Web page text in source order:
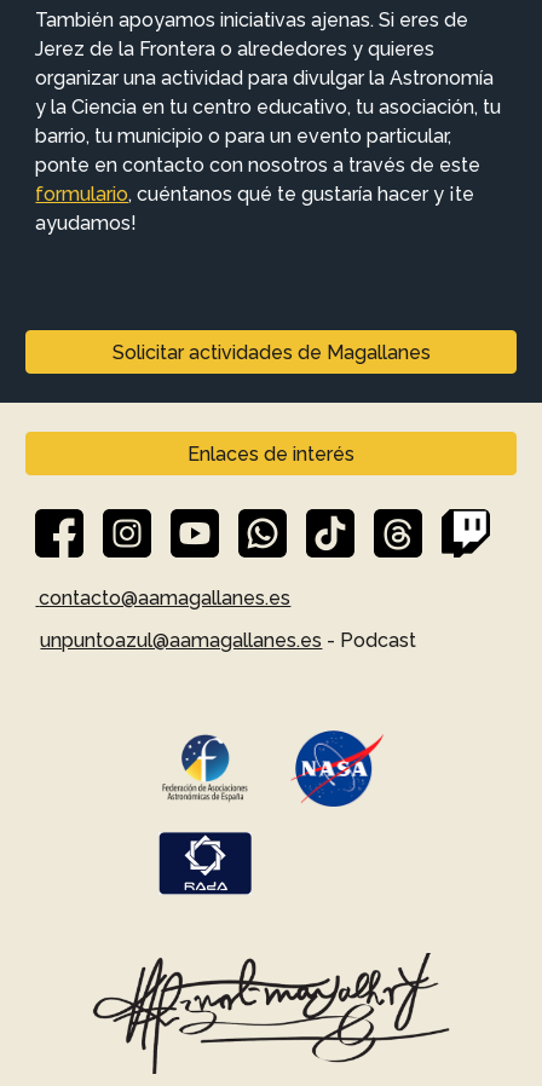
También apoyamos iniciativas ajenas.Si eres de
Jerez de la Frontera o alrededores y quieres
organizar una actividad para divulgar la Astronomía
y la Ciencia en tu centro educativo, tu asociación, tu
barrio, tu municipio o para un evento particular,
ponte en contacto con nosotros a través de este
formulario, cuéntanos qué te gustaría hacer y ¡te
ayudamos!
Solicitar actividades de Magallanes
Enlaces de interés
contacto@aamagallanes.es
unpuntoazul@aamagallanes.es - Podcast